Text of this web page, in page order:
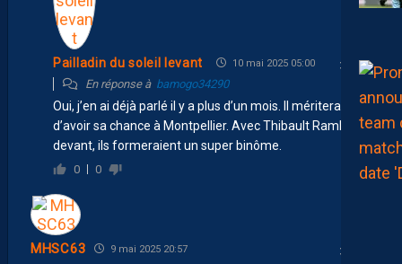
Pailladin du soleil levant 10 mai 2025 05:00
En réponse à bamogo34290
Oui, j’en ai déjà parlé il y a plus d’un mois. Il mériterait
d’avoir sa chance à Montpellier. Avec Thibault Rambaud
devant, ils formeraient un super binôme.
0 0
MHSC63 9 mai 2025 20:57